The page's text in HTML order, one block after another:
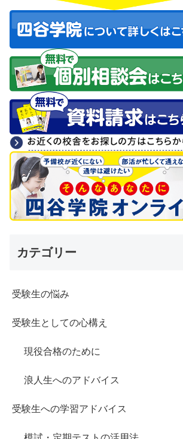
カテゴリー
受験生の悩み
受験生としての心構え
現役合格のために
浪人生へのアドバイス
受験生への学習アドバイス